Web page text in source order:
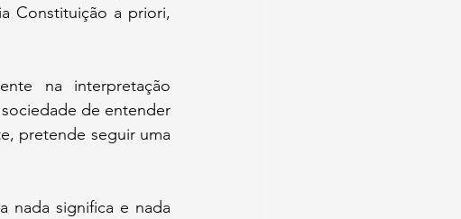
Constituição a priori,
na interpretação
de entender
pretende seguir uma
nada significa e nada